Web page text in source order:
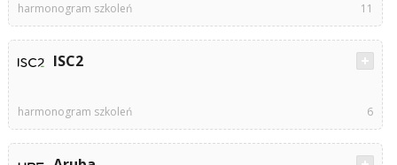
harmonogram szkoleń 11
ISC2
harmonogram szkoleń 6